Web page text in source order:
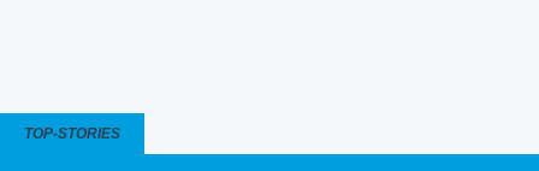
TOP-STORIES